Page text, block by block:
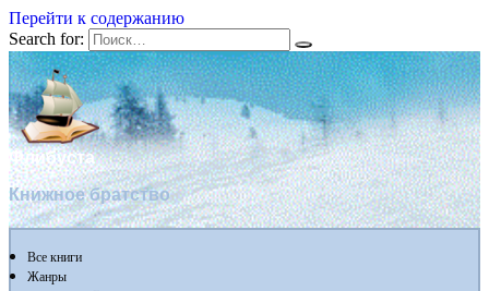
Перейти к содержанию
Search for:
Флибуста
Книжное братство
Все книги
Жанры